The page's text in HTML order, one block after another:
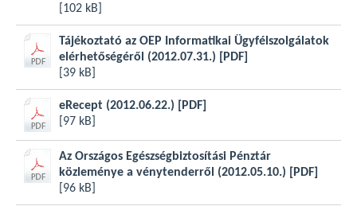
[102 kB]
Tájékoztató az OEP Informatikai Ügyfélszolgálatok
elérhetőségéről (2012.07.31.)
[PDF]
[39 kB]
eRecept (2012.06.22.)
[PDF]
[97 kB]
Az Országos Egészségbiztosítási Pénztár
közleménye a vénytenderről (2012.05.10.)
[PDF]
[96 kB]